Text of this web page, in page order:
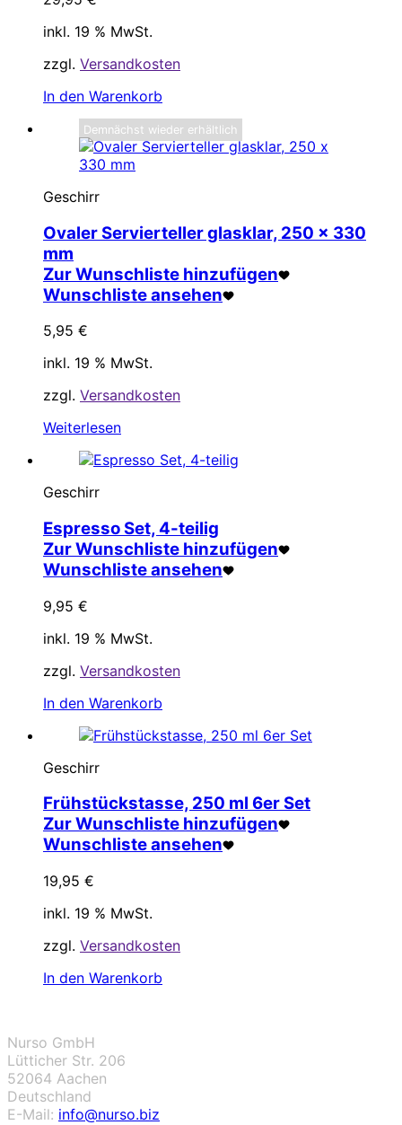
inkl. 19 % MwSt.
zzgl. Versandkosten
In den Warenkorb
Demnächst wieder erhältlich
Geschirr
Ovaler Servierteller glasklar, 250 x 330
mm
Zur Wunschliste hinzufügen
Wunschliste ansehen
5,95 €
inkl. 19 % MwSt.
zzgl. Versandkosten
Weiterlesen
Geschirr
Espresso Set, 4-teilig
Zur Wunschliste hinzufügen
Wunschliste ansehen
9,95 €
inkl. 19 % MwSt.
zzgl. Versandkosten
In den Warenkorb
Geschirr
Frühstückstasse, 250 ml 6er Set
Zur Wunschliste hinzufügen
Wunschliste ansehen
19,95 €
inkl. 19 % MwSt.
zzgl. Versandkosten
In den Warenkorb
Nurso GmbH
Lütticher Str. 206
52064 Aachen
Deutschland
E-Mail: info@nurso.biz